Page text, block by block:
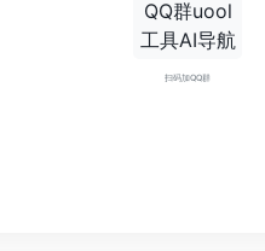
扫码加QQ群